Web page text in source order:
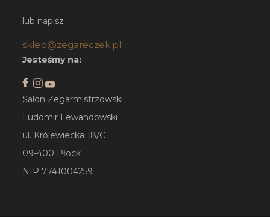
lub napisz
sklep@zegareczek.pl
Jesteśmy na:
Salon Zegarmistrzowski
Ludomir Lewandowski
ul. Królewiecka 18/C
09-400 Płock
NIP 7741004259